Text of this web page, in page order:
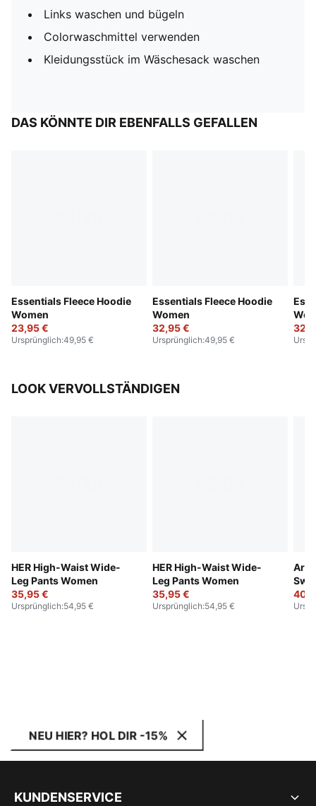
Links waschen und bügeln
Colorwaschmittel verwenden
Kleidungsstück im Wäschesack waschen
DAS KÖNNTE DIR EBENFALLS GEFALLEN
Essentials Fleece Hoodie
Women
23,95 €
Ursprünglich:49,95 €
Essentials Fleece Hoodie
Women
32,95 €
Ursprünglich:49,95 €
LOOK VERVOLLSTÄNDIGEN
HER High-Waist Wide-
Leg Pants Women
35,95 €
Ursprünglich:54,95 €
HER High-Waist Wide-
Leg Pants Women
35,95 €
Ursprünglich:54,95 €
NEU HIER? HOL DIR -15%
KUNDENSERVICE